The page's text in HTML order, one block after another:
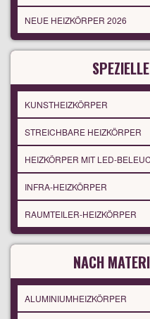
NEUE HEIZKÖRPER 2026
KUNSTHEIZKÖRPER
STREICHBARE HEIZKÖRPER
HEIZKÖRPER MIT LED-
INFRA-HEIZKÖRPER
RAUMTEILER-HEIZKÖRPER
NACH
ALUMINIUMHEIZKÖRPER